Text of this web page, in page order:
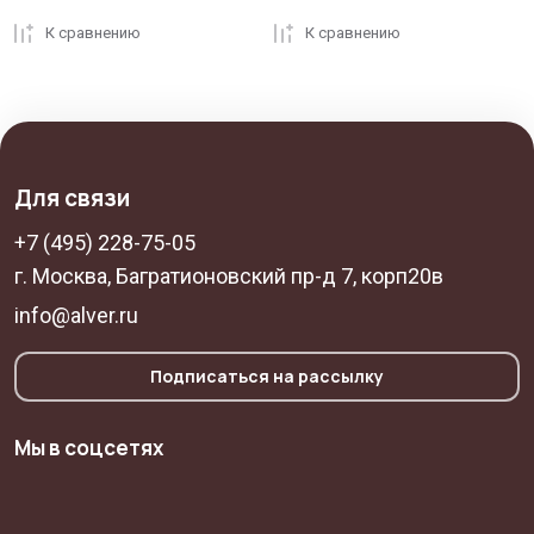
К сравнению К сравнению
Для связи
+7 (495) 228-75-05
г. Москва, Багратионовский пр-д 7, корп20в
info@alver.ru
Подписаться на рассылку
Мы в соцсетях